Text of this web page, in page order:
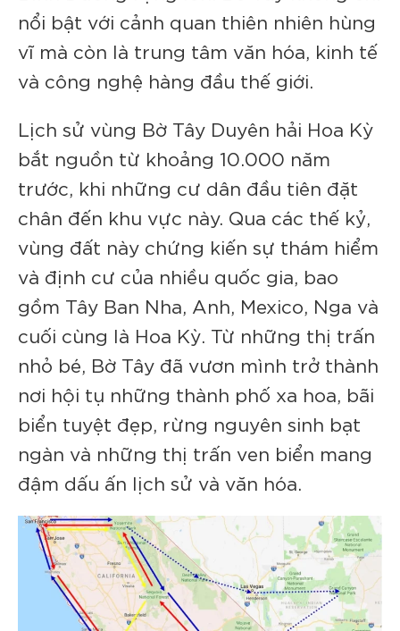
nổi bật với cảnh quan thiên nhiên hùng
vĩ mà còn là trung tâm văn hóa, kinh tế
và công nghệ hàng đầu thế giới.
Lịch sử vùng Bờ Tây Duyên hải Hoa Kỳ
bắt nguồn từ khoảng 10.000 năm
trước, khi những cư dân đầu tiên đặt
chân đến khu vực này. Qua các thế kỷ,
vùng đất này chứng kiến sự thám hiểm
và định cư của nhiều quốc gia, bao
gồm Tây Ban Nha, Anh, Mexico, Nga và
cuối cùng là Hoa Kỳ. Từ những thị trấn
nhỏ bé, Bờ Tây đã vươn mình trở thành
nơi hội tụ những thành phố xa hoa, bãi
biển tuyệt đẹp, rừng nguyên sinh bạt
ngàn và những thị trấn ven biển mang
đậm dấu ấn lịch sử và văn hóa.